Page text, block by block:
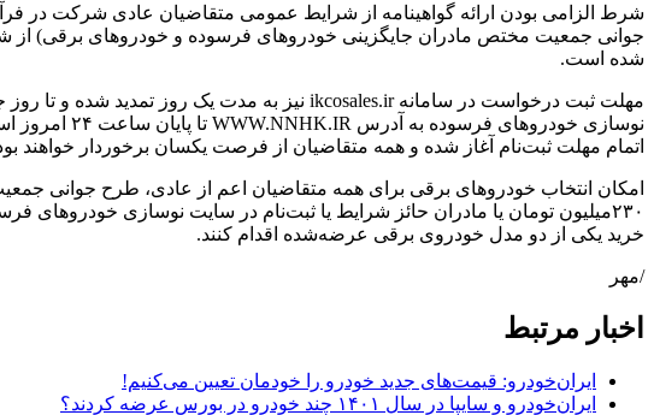
شرط الزامی بودن ارائه گواهینامه از شرایط عمومی متقاضیان عادی شرکت در
جوانی جمعیت مختص مادران جایگزینی خودرو‌های فرسوده و خودرو‌های برقی) از
شده است.
اتمام مهلت ثبت‌نام آغاز شده و همه متقاضیان از فرصت یکسان برخوردار خواهند
امکان انتخاب خودرو‌های برقی برای همه متقاضیان اعم از عادی، طرح جوانی
۲۳۰میلیون تومان یا مادران حائز شرایط یا ثبت‌نام در سایت نوسازی
خرید یکی از دو مدل خودروی برقی عرضه‌شده اقدام کنند.
/مهر
اخبار مرتبط
ایران‌خودرو: قیمت‌های جدید خودرو را خودمان تعیین می‌کنیم!
ایران‌خودرو و سایپا در سال ۱۴۰۱ چند خودرو در بورس عرضه کردند؟